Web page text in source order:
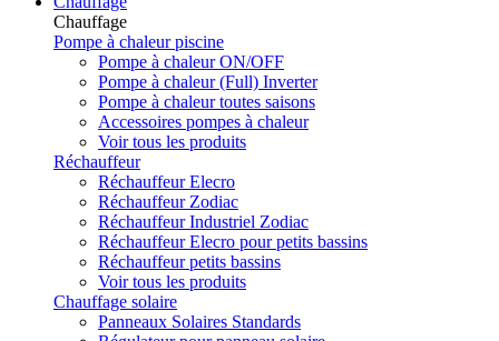
Chauffage
Pompe à chaleur piscine
Pompe à chaleur ON/OFF
Pompe à chaleur (Full) Inverter
Pompe à chaleur toutes saisons
Accessoires pompes à chaleur
Voir tous les produits
Réchauffeur
Réchauffeur Elecro
Réchauffeur Zodiac
Réchauffeur Industriel Zodiac
Réchauffeur Elecro pour petits bassins
Réchauffeur petits bassins
Voir tous les produits
Chauffage solaire
Panneaux Solaires Standards